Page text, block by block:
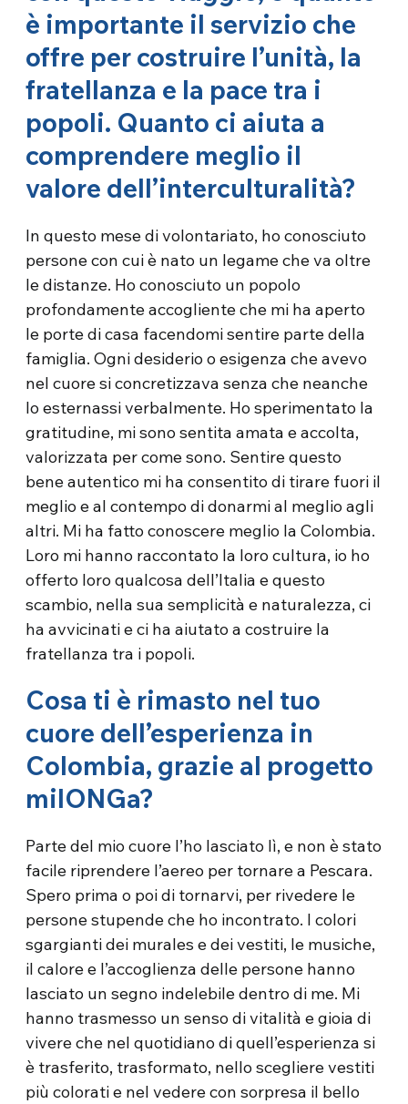
è importante il servizio che
offre per costruire l’unità, la
fratellanza e la pace tra i
popoli. Quanto ci aiuta a
comprendere meglio il
valore dell’interculturalità?
In questo mese di volontariato, ho conosciuto
persone con cui è nato un legame che va oltre
le distanze. Ho conosciuto un popolo
profondamente accogliente che mi ha aperto
le porte di casa facendomi sentire parte della
famiglia. Ogni desiderio o esigenza che avevo
nel cuore si concretizzava senza che neanche
lo esternassi verbalmente. Ho sperimentato la
gratitudine, mi sono sentita amata e accolta,
valorizzata per come sono. Sentire questo
bene autentico mi ha consentito di tirare fuori il
meglio e al contempo di donarmi al meglio agli
altri. Mi ha fatto conoscere meglio la Colombia.
Loro mi hanno raccontato la loro cultura, io ho
offerto loro qualcosa dell’Italia e questo
scambio, nella sua semplicità e naturalezza, ci
ha avvicinati e ci ha aiutato a costruire la
fratellanza tra i popoli.
Cosa ti è rimasto nel tuo
cuore dell’esperienza in
Colombia, grazie al progetto
milONGa?
Parte del mio cuore l’ho lasciato lì, e non è stato
facile riprendere l’aereo per tornare a Pescara.
Spero prima o poi di tornarvi, per rivedere le
persone stupende che ho incontrato. I colori
sgargianti dei murales e dei vestiti, le musiche,
il calore e l’accoglienza delle persone hanno
lasciato un segno indelebile dentro di me. Mi
hanno trasmesso un senso di vitalità e gioia di
vivere che nel quotidiano di quell’esperienza si
è trasferito, trasformato, nello scegliere vestiti
più colorati e nel vedere con sorpresa il bello